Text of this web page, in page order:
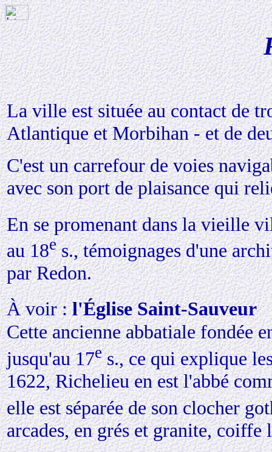
La ville est située au contact de
Atlantique et Morbihan - et de
C'est un carrefour de voies
avec son port de plaisance qui
En se promenant dans la vieille
au 18es., témoignages d'une
par Redon.
À voir :l'Église Saint-Sauveur
Cette ancienne abbatiale fondée
jusqu'au 17es., ce qui explique
1622, Richelieu en est l'abbé
elle est séparée de son clocher
arcades, en grés et granite, coiffe